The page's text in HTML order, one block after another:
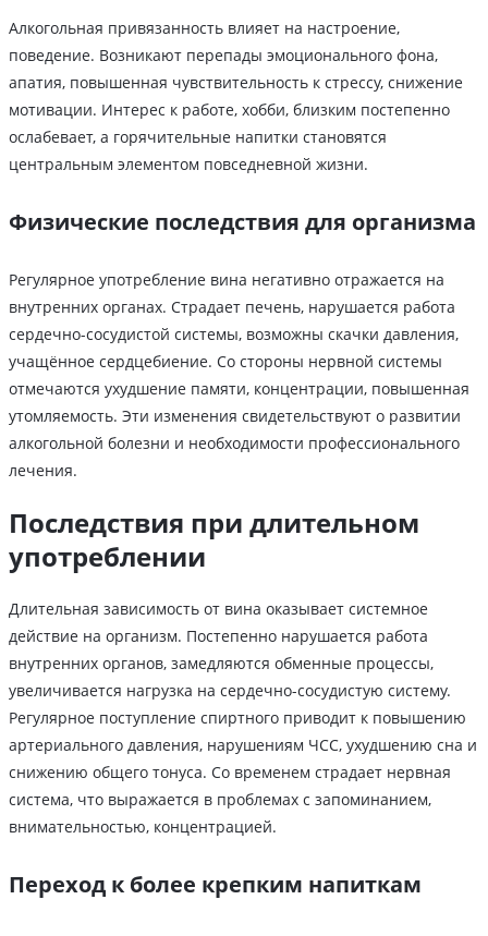
Алкогольная привязанность влияет на настроение,
поведение. Возникают перепады эмоционального фона,
апатия, повышенная чувствительность к стрессу, снижение
мотивации. Интерес к работе, хобби, близким постепенно
ослабевает, а горячительные напитки становятся
центральным элементом повседневной жизни.
Физические последствия для организма
Регулярное употребление вина негативно отражается на
внутренних органах. Страдает печень, нарушается работа
сердечно-сосудистой системы, возможны скачки давления,
учащённое сердцебиение. Со стороны нервной системы
отмечаются ухудшение памяти, концентрации, повышенная
утомляемость. Эти изменения свидетельствуют о развитии
алкогольной болезни и необходимости профессионального
лечения.
Последствия при длительном
употреблении
Длительная зависимость от вина оказывает системное
действие на организм. Постепенно нарушается работа
внутренних органов, замедляются обменные процессы,
увеличивается нагрузка на сердечно-сосудистую систему.
Регулярное поступление спиртного приводит к повышению
артериального давления, нарушениям ЧСС, ухудшению сна и
снижению общего тонуса. Со временем страдает нервная
система, что выражается в проблемах с запоминанием,
внимательностью, концентрацией.
Переход к более крепким напиткам